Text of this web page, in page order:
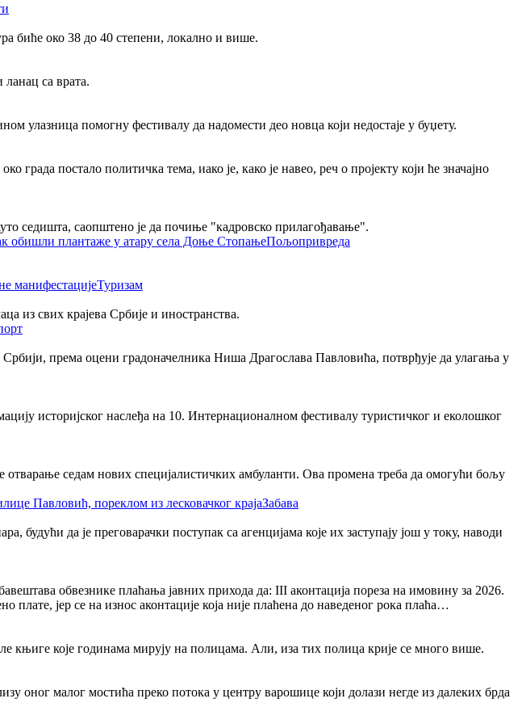
биће око 38 до 40 степени, локално и више.
ланац са врата.
улазница помогну фестивалу да надомести део новца који недостаје у буџету.
постало политичка тема, иако је, како је навео, реч о пројекту који ће значајно
седишта, саопштено је да почиње "кадровско прилагођавање".
Пољопривреда
Туризам
из свих крајева Србије и иностранства.
према оцени градоначелника Ниша Драгослава Павловића, потврђује да улагања у
историјског наслеђа на 10. Интернационалном фестивалу туристичког и еколошког
седам нових специјалистичких амбуланти. Ова промена треба да омогући бољу
Забава
да је преговарачки поступак са агенцијама које их заступају још у току, наводи
обвезнике плаћања јавних прихода да: III аконтација пореза на имовину за 2026.
плате, јер се на износ аконтације која није плаћена до наведеног рока плаћа…
књиге које годинама мирују на полицама. Али, иза тих полица крије се много више.
оног малог мостића преко потока у центру варошице који долази негде из далеких брда